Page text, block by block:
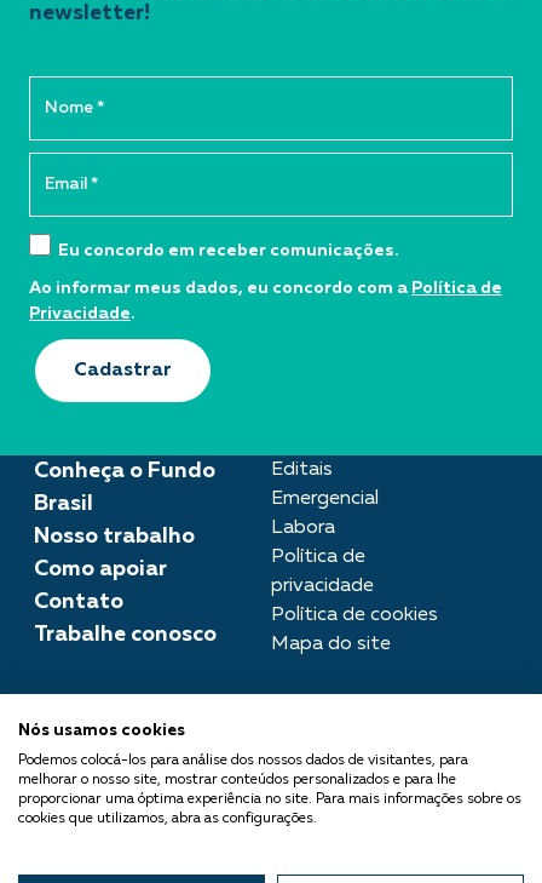
Conheça o Fundo
Brasil
Nosso trabalho
Como apoiar
Contato
Trabalhe conosco
Editais
Emergencial
Labora
Política de
privacidade
Política de cookies
Mapa do site
imprensa@fundobrasil.org.br
O Fundo Brasil integra a Rede
Comuá - Filantropia que
newsletter!
Eu concordo em receber comunicações.
Ao informar meus dados, eu concordo com a Política de
Privacidade.
Cadastrar
Nós usamos cookies
Podemos colocá-los para análise dos nossos dados de visitantes, para
melhorar o nosso site, mostrar conteúdos personalizados e para lhe
proporcionar uma óptima experiência no site. Para mais informações sobre os
cookies que utilizamos, abra as configurações.